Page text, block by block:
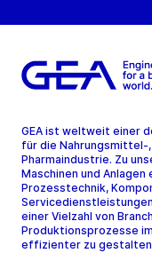
GEA ist weltweit einer
für die Nahrungsmittel-
Pharmaindustrie. Zu
Maschinen und
Prozesstechnik,
einer Vielzahl von
Produktionsprozesse
effizienter zu